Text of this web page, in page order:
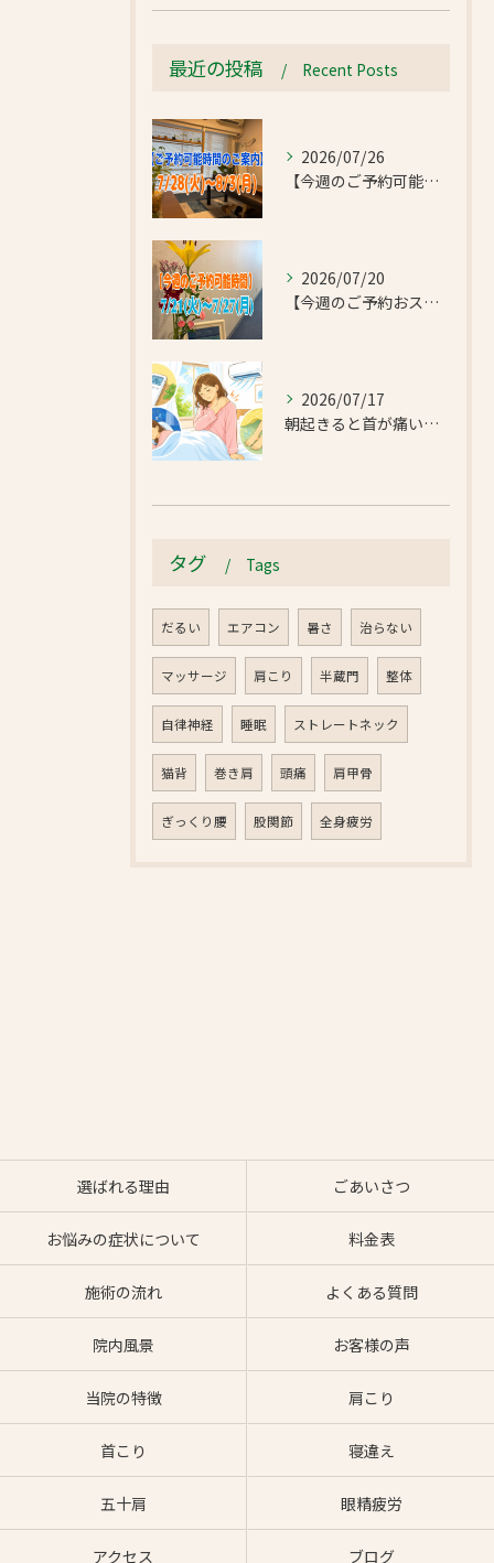
最近の投稿 Recent Posts
2026/07/26
【今週のご予約可能時間のご案内】2026/7/28(火)~8/3(月)
2026/07/20
【今週のご予約おススメ時間のご案内】2026/7/21(火)~7/27(月)
2026/07/17
朝起きると首が痛い…エアコンの冷えで首肩こりと足のだるさが気になったお客様｜半蔵門 首肩リフレッシュ整体院
タグ Tags
だるい エアコン 暑さ 治らない
マッサージ 肩こり 半蔵門 整体
自律神経 睡眠 ストレートネック
猫背 巻き肩 頭痛 肩甲骨
ぎっくり腰 股関節 全身疲労
選ばれる理由 ごあいさつ
お悩みの症状について 料金表
施術の流れ よくある質問
院内風景 お客様の声
当院の特徴 肩こり
首こり 寝違え
五十肩 眼精疲労
アクセス ブログ